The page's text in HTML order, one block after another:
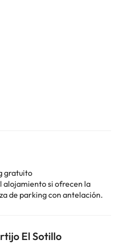
gratuito
alojamiento si ofrecen la
de parking con antelación.
El Sotillo